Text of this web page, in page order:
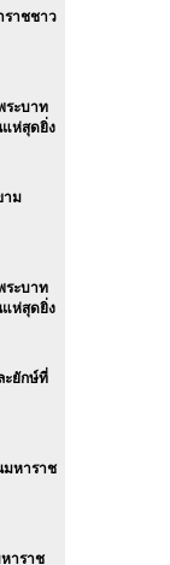
ราชชาว
ระบาท
แห่สุดยิ่ง
าม
ระบาท
แห่สุดยิ่ง
ะยักษ์ที่
มหาราช
าราช